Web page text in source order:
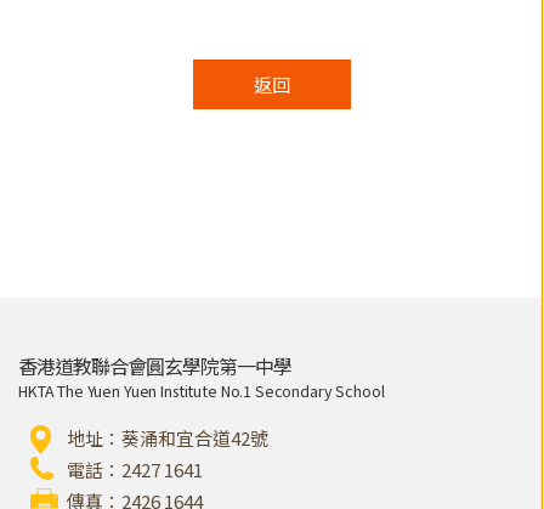
返回
香港道教聯合會圓玄學院第一中學
HKTA The Yuen Yuen Institute No.1 Secondary School
地址：葵涌和宜合道42號
電話：2427 1641
傳真：2426 1644